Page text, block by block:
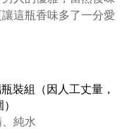
這瓶香味多了一分愛
裝組（因人工丈量，
純水